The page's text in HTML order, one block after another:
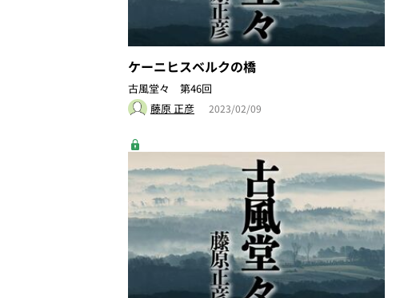
ケーニヒスベルクの橋
古風堂々 第46回
藤原 正彦
2023/02/09